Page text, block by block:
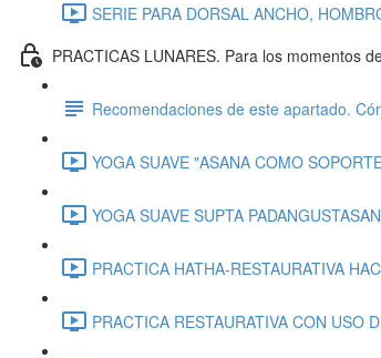
SERIE PARA DORSAL ANCHO,
PRACTICAS LUNARES. Para los momentos
Recomendaciones de este apartado.
YOGA SUAVE "ASANA COMO
YOGA SUAVE SUPTA
PRACTICA HATHA-RESTAURATIVA
PRACTICA RESTAURATIVA CON USO